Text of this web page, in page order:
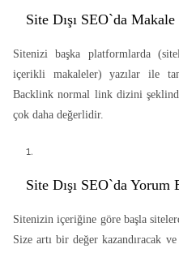
Site Dışı SEO`da
Sitenizi başka platformlarda
içerikli makaleler) yazılar ile
Backlink normal link dizini
çok daha değerlidir.
Site Dışı SEO`da Yorum
Sitenizin içeriğine göre başla
Size artı bir değer kazandıracak